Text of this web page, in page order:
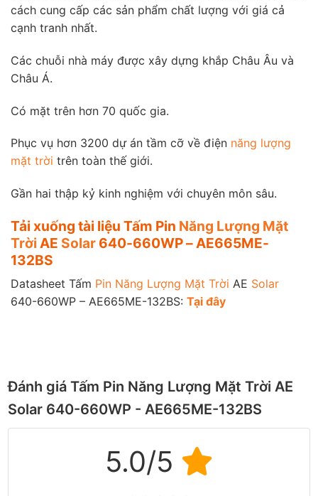
cách cung cấp các sản phẩm chất lượng với giá cả
cạnh tranh nhất.
Các chuỗi nhà máy được xây dựng khắp Châu Âu và
Châu Á.
Có mặt trên hơn 70 quốc gia.
Phục vụ hơn 3200 dự án tầm cỡ về điện năng lượng
mặt trời trên toàn thế giới.
Gần hai thập kỷ kinh nghiệm với chuyên môn sâu.
Tải xuống tài liệu Tấm Pin Năng Lượng Mặt
Trời AE Solar 640-660WP – AE665ME-
132BS
Datasheet Tấm Pin Năng Lượng Mặt Trời AE Solar
640-660WP – AE665ME-132BS: Tại đây
Đánh giá Tấm Pin Năng Lượng Mặt Trời AE
Solar 640-660WP - AE665ME-132BS
5.0/5